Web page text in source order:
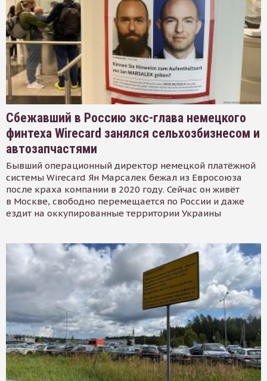
Сбежавший в Россию экс-глава немецкого
финтеха Wirecard занялся сельхозбизнесом и
автозапчастями
Бывший операционный директор немецкой платёжной
системы Wirecard Ян Марсалек бежал из Евросоюза
после краха компании в 2020 году. Сейчас он живёт
в Москве, свободно перемещается по России и даже
ездит на оккупированные территории Украины